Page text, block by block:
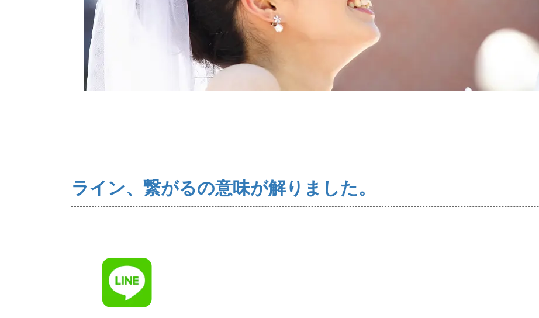
コース・料金・入会案内
ご来店WEB予約 婚活キャンペーン
ライン、繋がるの意味が解りました。